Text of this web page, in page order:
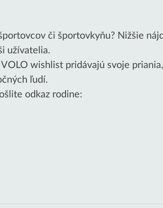
či športovkyňu? Nižšie
užívatelia.
wishlist pridávajú svoje
ľudí.
odkaz rodine: